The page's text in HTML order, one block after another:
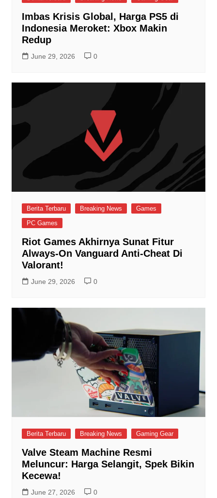
Imbas Krisis Global, Harga PS5 di
Indonesia Meroket: Xbox Makin
Redup
June 29, 2026 0
Berita Terbaru Breaking News
Games
PC Games
Riot Games Akhirnya Sunat Fitur
Always-On Vanguard Anti-Cheat Di
Valorant!
June 29, 2026 0
Berita Terbaru Breaking News Gaming Gear
Valve Steam Machine Resmi
Meluncur: Harga Selangit, Spek Bikin
Kecewa!
June 27, 2026 0